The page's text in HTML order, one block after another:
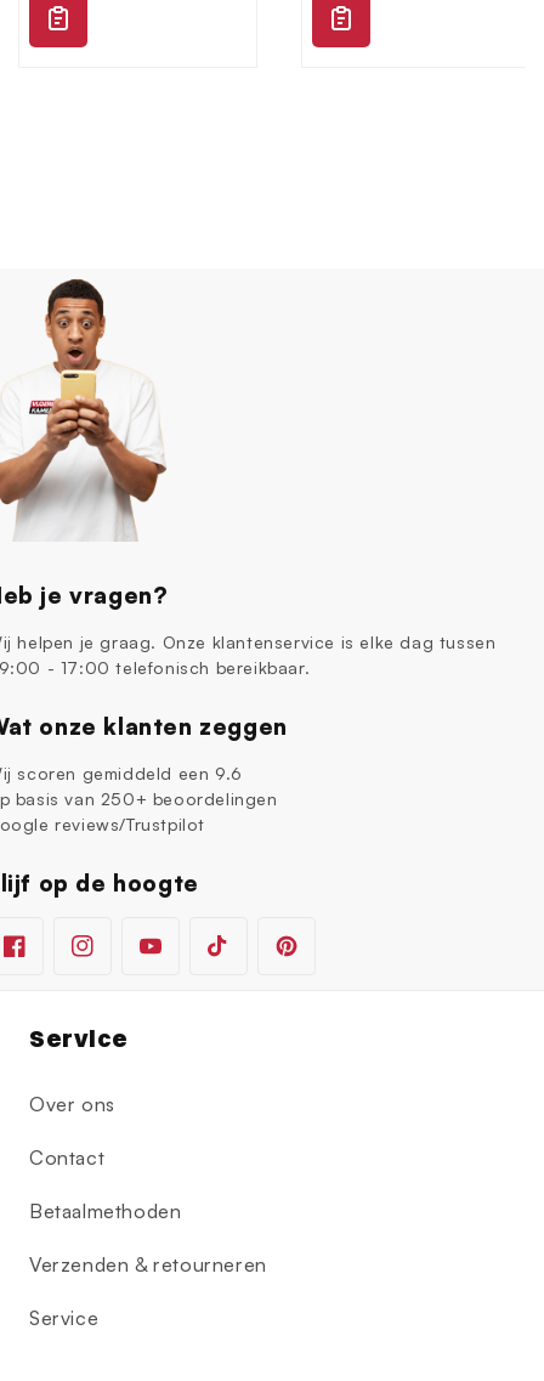
je vragen?
helpen je graag. Onze klantenservice is elke dag tussen
- 17:00 telefonisch bereikbaar.
onze klanten zeggen
scoren gemiddeld een 9.6
basis van 250+ beoordelingen
reviews/Trustpilot
op de hoogte
FacebookInstagramYouTubeTikTok Pinterest
Service
Over ons
Contact
Betaalmethoden
Verzenden & retourneren
Service